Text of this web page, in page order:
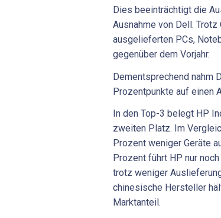
Dies beeinträchtigt die
Ausnahme von Dell.
ausgelieferten PCs,
gegenüber dem Vorjahr.
Dementsprechend nahm
Prozentpunkte auf einen
In den Top-3 belegt HP
zweiten Platz. Im
Prozent weniger Geräte
Prozent führt HP nur
trotz weniger
chinesische Hersteller
Marktanteil.